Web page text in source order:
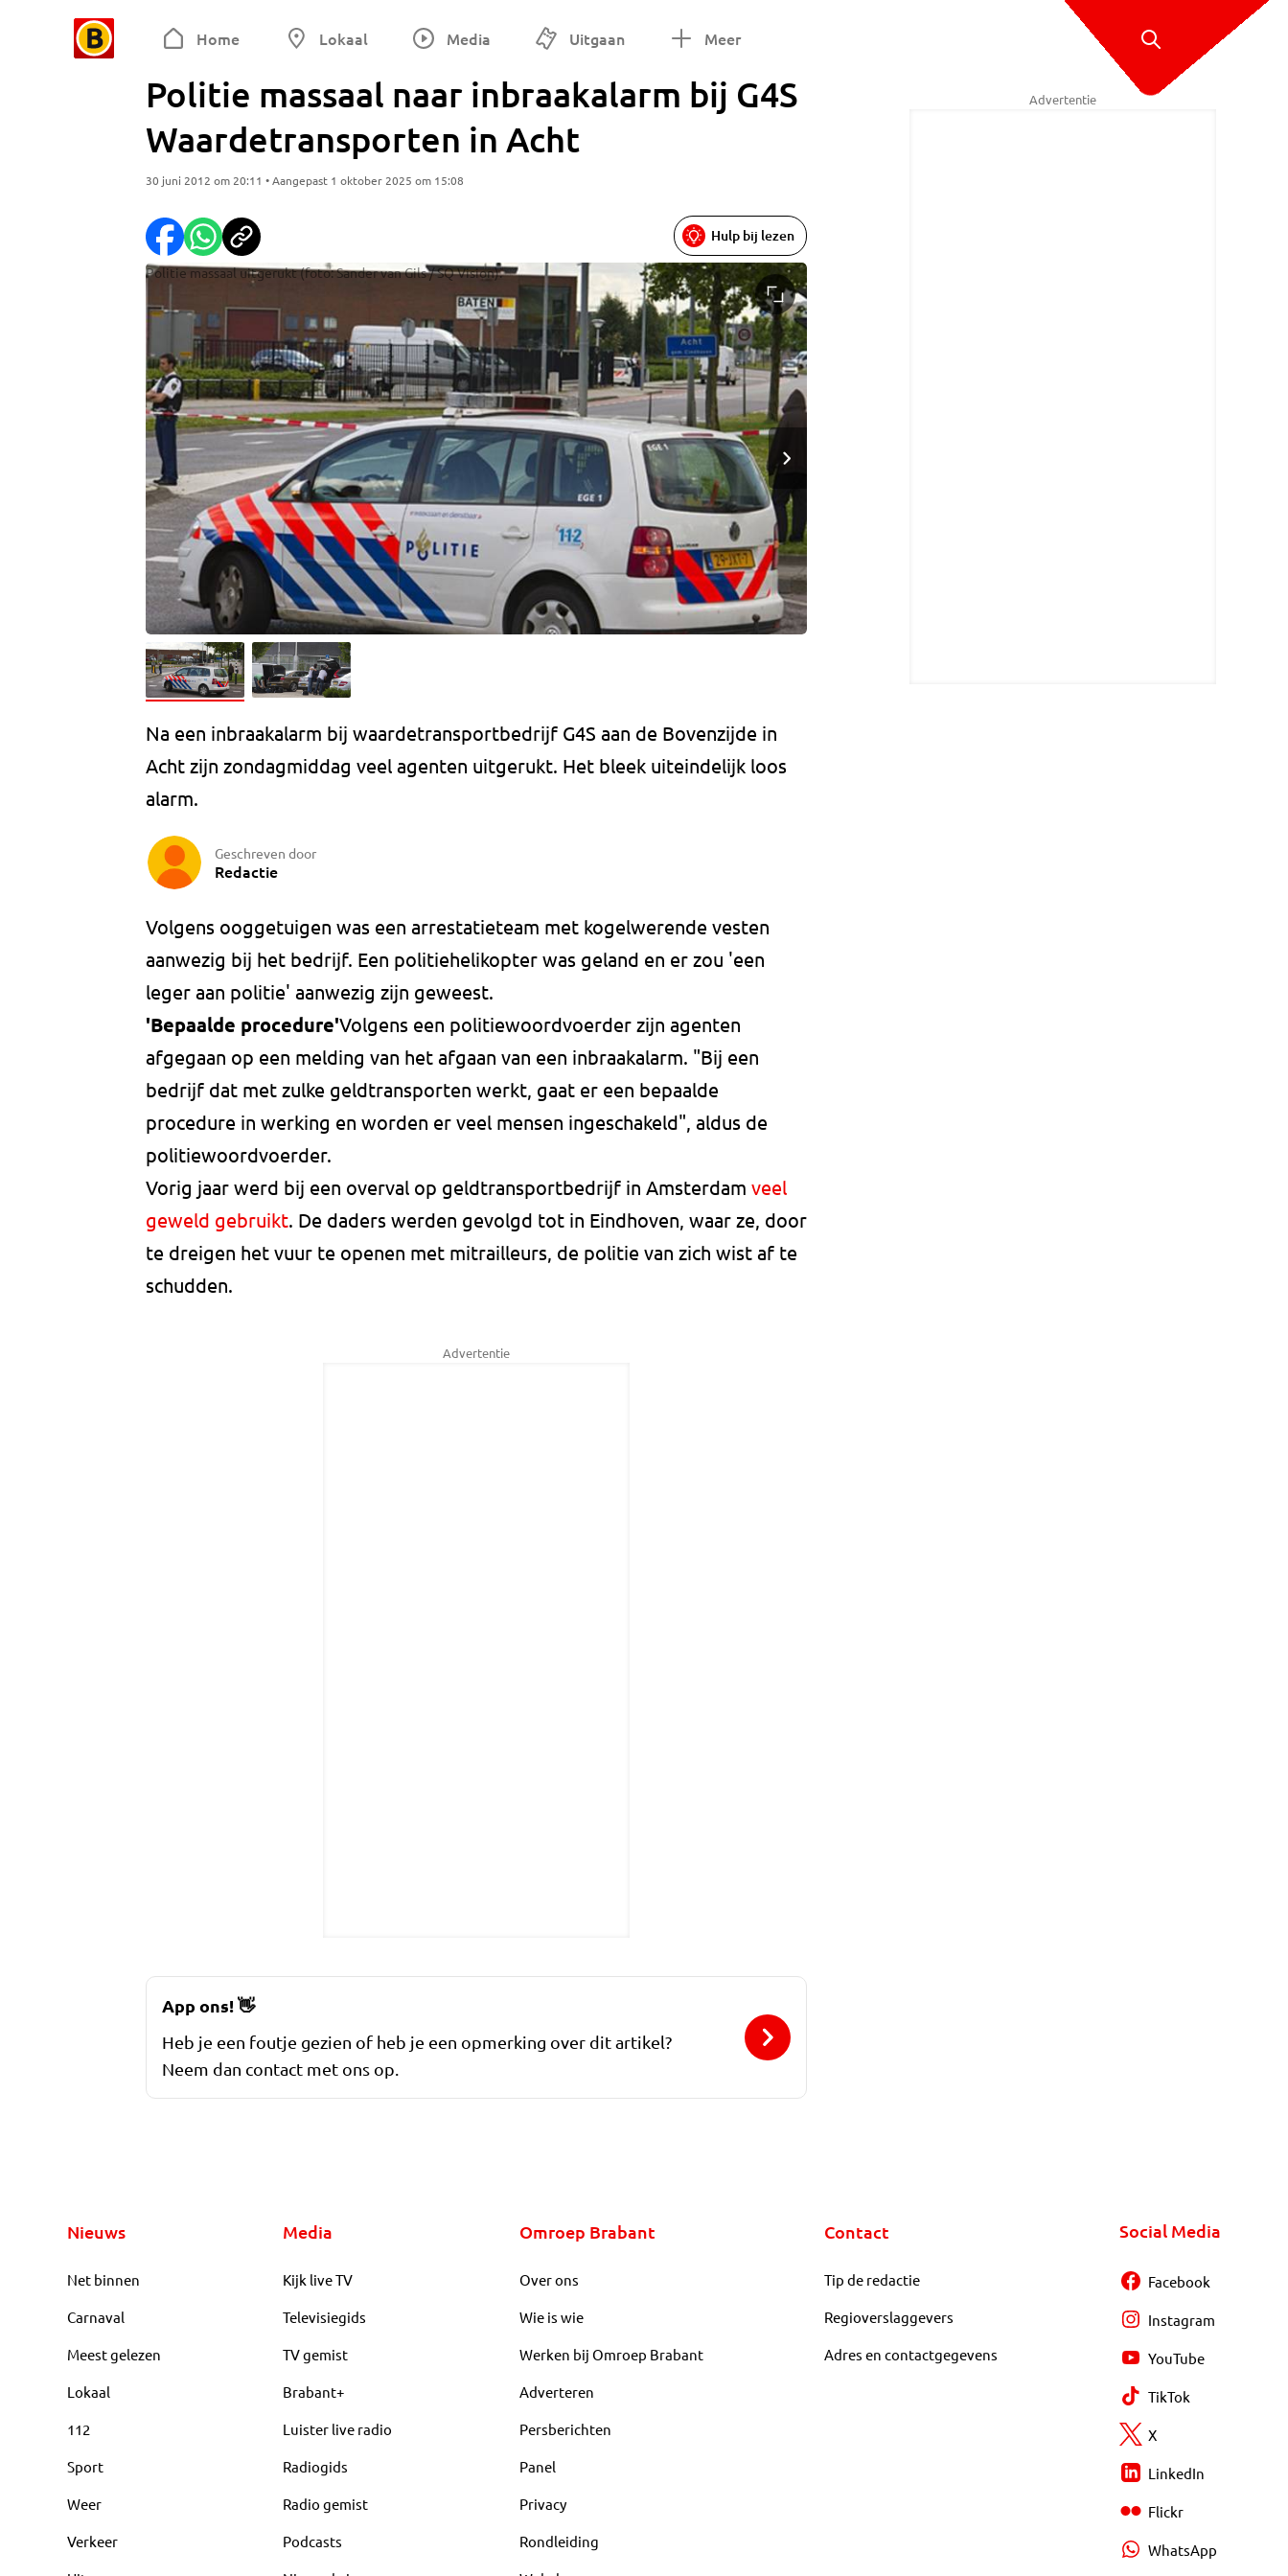
Home Lokaal Media Uitgaan Meer
Politie massaal naar inbraakalarm bij G4S
Waardetransporten in Acht
30 juni 2012 om 20:11 • Aangepast 1 oktober 2025 om 15:08
Politie massaal uitgerukt (foto: Sander van Gils / SQ Vision).
Hulp bij lezen
Na een inbraakalarm bij waardetransportbedrijf G4S aan de Bovenzijde in
Acht zijn zondagmiddag veel agenten uitgerukt. Het bleek uiteindelijk loos
alarm.
Geschreven door
Redactie
Volgens ooggetuigen was een arrestatieteam met kogelwerende vesten
aanwezig bij het bedrijf. Een politiehelikopter was geland en er zou 'een
leger aan politie' aanwezig zijn geweest.
'Bepaalde procedure'Volgens een politiewoordvoerder zijn agenten
afgegaan op een melding van het afgaan van een inbraakalarm. "Bij een
bedrijf dat met zulke geldtransporten werkt, gaat er een bepaalde
procedure in werking en worden er veel mensen ingeschakeld", aldus de
politiewoordvoerder.
Vorig jaar werd bij een overval op geldtransportbedrijf in Amsterdam veel
geweld gebruikt. De daders werden gevolgd tot in Eindhoven, waar ze, door
te dreigen het vuur te openen met mitrailleurs, de politie van zich wist af te
schudden.
Advertentie
Advertentie
App ons!👋
Heb je een foutje gezien of heb je een opmerking over dit artikel?
Neem dan contact met ons op.
Nieuws
Net binnen
Carnaval
Meest gelezen
Lokaal
112
Sport
Weer
Verkeer
Media
Kijk live TV
Televisiegids
TV gemist
Brabant+
Luister live radio
Radiogids
Radio gemist
Podcasts
Omroep Brabant
Over ons
Wie is wie
Werken bij Omroep Brabant
Adverteren
Persberichten
Panel
Privacy
Rondleiding
Contact
Tip de redactie
Regioverslaggevers
Adres en contactgegevens
Social Media
Facebook
Instagram
YouTube
TikTok
X
LinkedIn
Flickr
WhatsApp